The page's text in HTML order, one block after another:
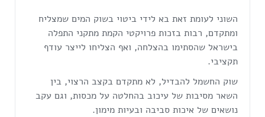
השוני לעומת זאת בא לידי ביטוי בשוק המים שמצליח
ומתקדם, רבות בזכות פרויקטי הקמת מתקני התפלה
בישראל שהסתימו בהצלחה, ואף הצליחו לייצר עודף
תקציבי.
שוק החשמל להבדיל, לא מתקדם בקצב הרצוי, בין
השאר מסיבות של עיכוב בהחלטה על מכסות, וגם עקב
נושאים של איכות סביבה ובעיות מימון.